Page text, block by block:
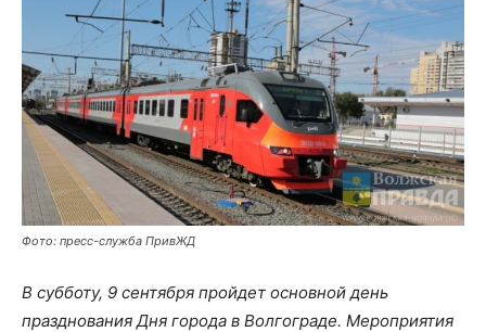
Фото: пресс-служба ПривЖД
В субботу, 9 сентября пройдет основной день
празднования Дня города в Волгограде. Мероприятия